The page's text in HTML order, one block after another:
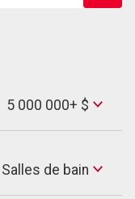
nom
Max
Price
5 000 000+ $
Salles
de
Salles de bain